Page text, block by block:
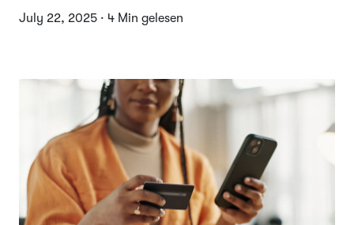
July 22, 2025 · 4 Min gelesen